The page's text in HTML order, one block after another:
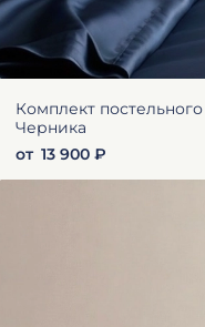
Комплект
Черника
от 13 900 ₽